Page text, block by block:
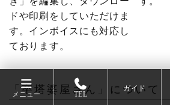
ドや印刷をしていただけま
す。インボイスにも対応し
ております。
「卒塔婆屋さん」について
メニュー TEL
ガイド